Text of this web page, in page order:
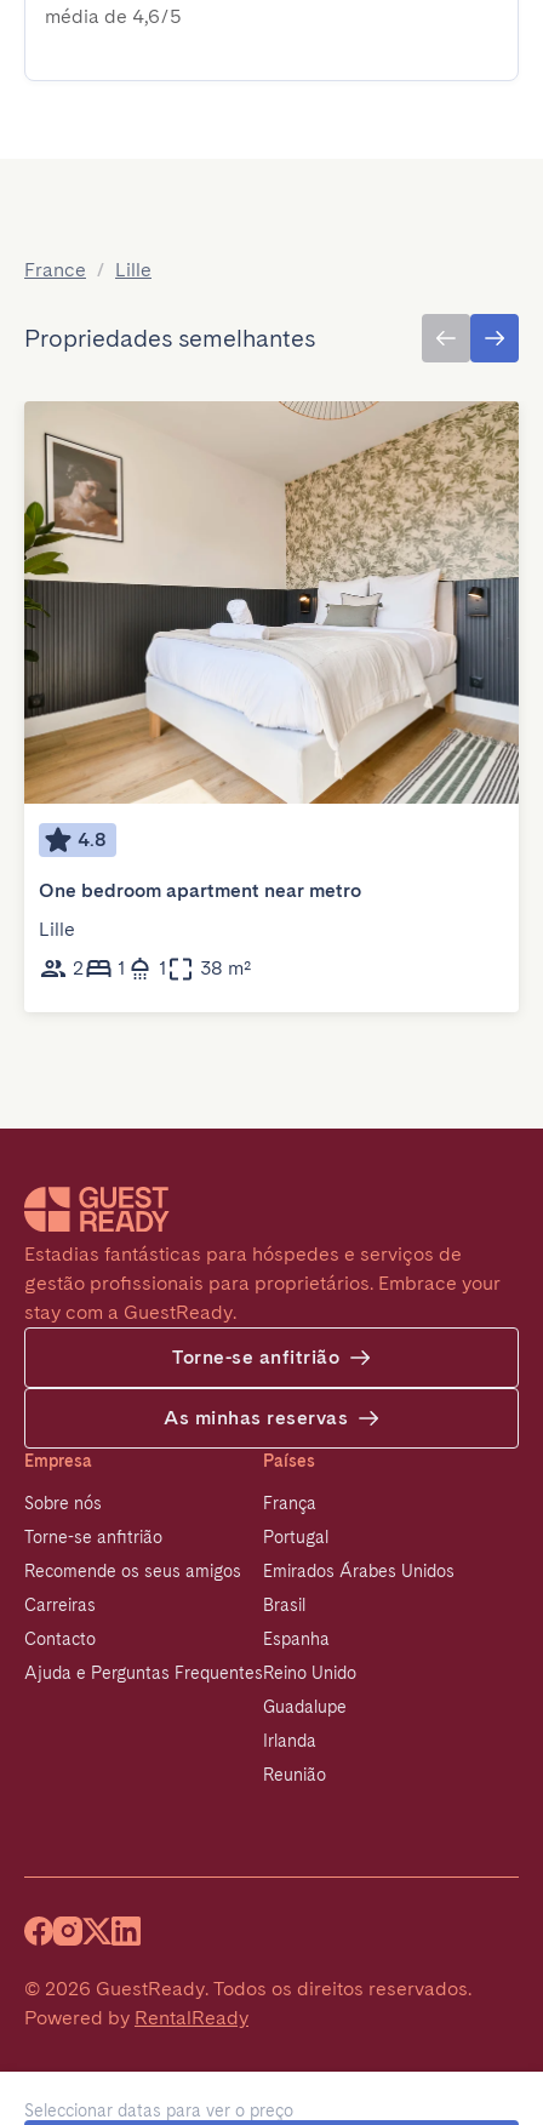
Seleccionar datas para ver o preço
média de 4,6/5
France / Lille
Propriedades semelhantes
4.8
One bedroom apartment near metro
Lille
2
1 1 38 m²
Estadias fantásticas para hóspedes e serviços de
gestão profissionais para proprietários. Embrace your
stay com a GuestReady.
Torne-se anfitrião
As minhas reservas
Empresa
Sobre nós
Torne-se anfitrião
Recomende os seus amigos
Carreiras
Contacto
Ajuda e Perguntas Frequentes
Países
França
Portugal
Emirados Árabes Unidos
Brasil
Espanha
Reino Unido
Guadalupe
Irlanda
Reunião
© 2026 GuestReady. Todos os direitos reservados.
Powered by RentalReady